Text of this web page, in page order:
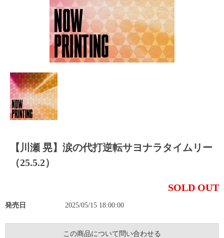
【川瀬 晃】涙の代打逆転サヨナラタイムリー
（25.5.2）
SOLD OUT
発売日 2025/05/15 18:00:00
この商品について問い合わせる